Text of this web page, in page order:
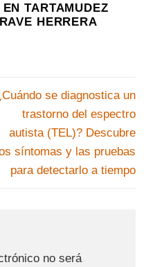
TARTAMUDEZ
HERRERA
se diagnostica un
trastorno del espectro
autista (TEL)? Descubre
síntomas y las pruebas
para detectarlo a tiempo
no será